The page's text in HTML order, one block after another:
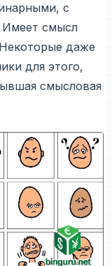
с
Имеет смысл
даже
для этого,
смысловая